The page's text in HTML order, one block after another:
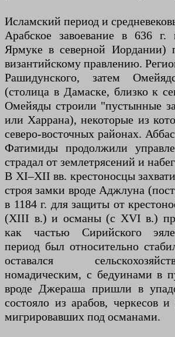
Исламский период и
Арабское завоевание в 636
Ярмуке в северной Иордании)
византийскому правлению.
Рашидунского, затем
(столица в Дамаске, близко к
Омейяды строили "пустынные
или Харрана), некоторые из
северо-восточных районах.
Фатимиды продолжили
страдал от землетрясений и
В XI–XII вв. крестоносцы
строя замки вроде Аджлуна
в 1184 г. для защиты от
(XIII в.) и османы (с XVI в.)
как частью Сирийского
период был относительно
оставался
номадическим, с бедуинами в
вроде Джераша пришли в
состояло из арабов, черкесов и
мигрировавших под османами.